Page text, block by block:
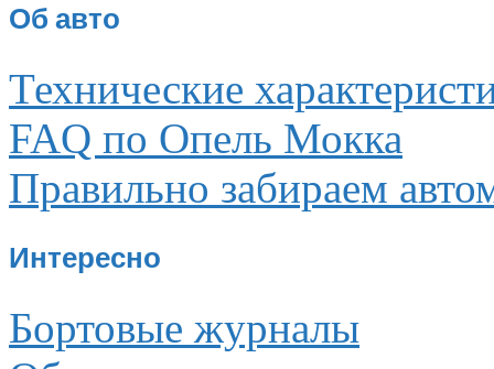
Об авто
Технические
FAQ по Опель Мокка
Правильно забираем
Интересно
Бортовые журналы